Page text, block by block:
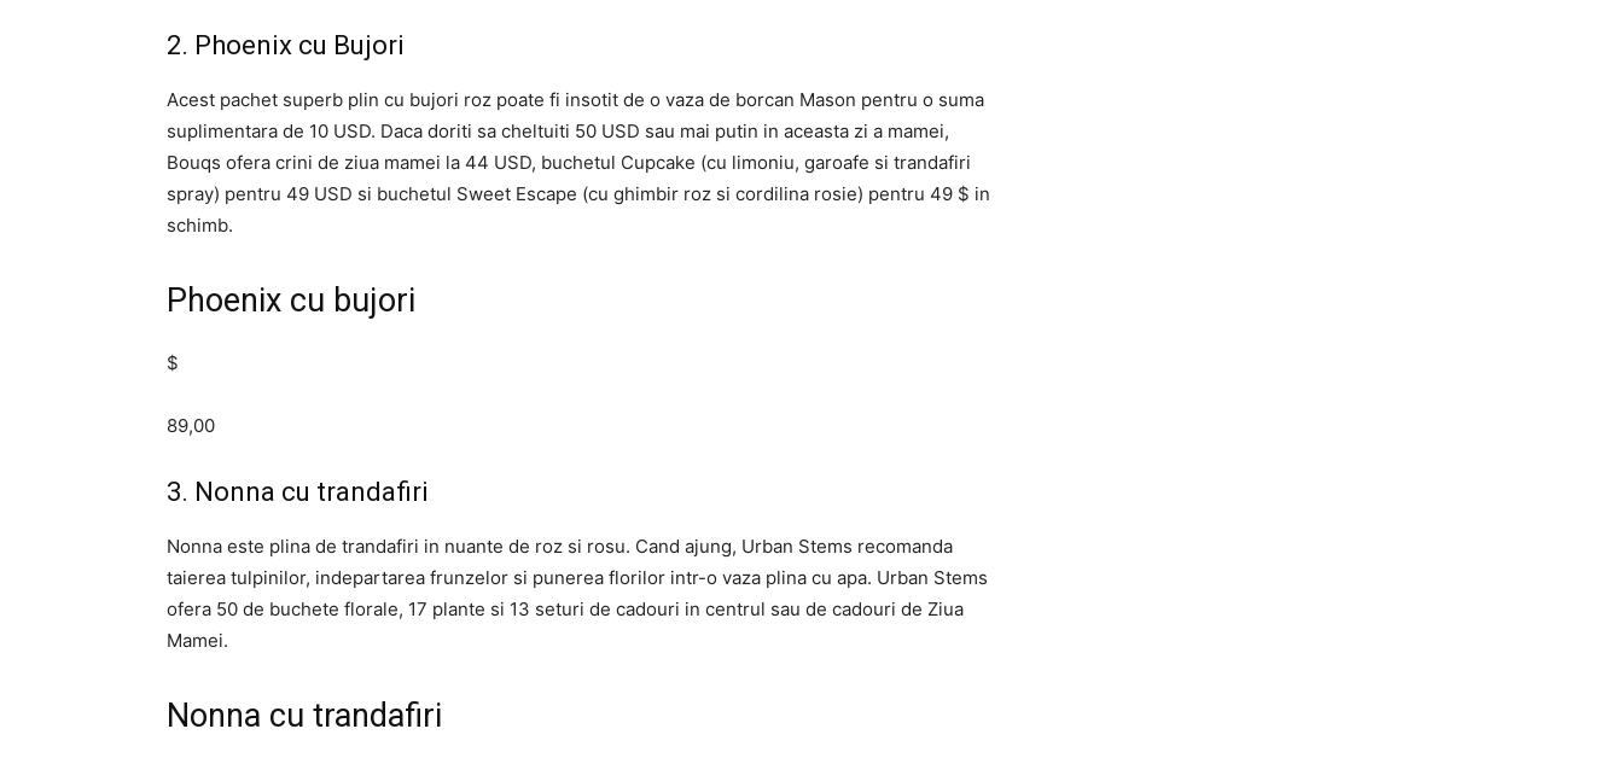
2. Phoenix cu Bujori
Acest pachet superb plin cu bujori roz poate fi insotit de o vaza de borcan Mason pentru o suma
suplimentara de 10 USD. Daca doriti sa cheltuiti 50 USD sau mai putin in aceasta zi a mamei,
Bouqs ofera crini de ziua mamei la 44 USD, buchetul Cupcake (cu limoniu, garoafe si trandafiri
spray) pentru 49 USD si buchetul Sweet Escape (cu ghimbir roz si cordilina rosie) pentru 49 $ in
schimb.
Phoenix cu bujori
$
89,00
3. Nonna cu trandafiri
Nonna este plina de trandafiri in nuante de roz si rosu. Cand ajung, Urban Stems recomanda
taierea tulpinilor, indepartarea frunzelor si punerea florilor intr-o vaza plina cu apa. Urban Stems
ofera 50 de buchete florale, 17 plante si 13 seturi de cadouri in centrul sau de cadouri de Ziua
Mamei.
Nonna cu trandafiri